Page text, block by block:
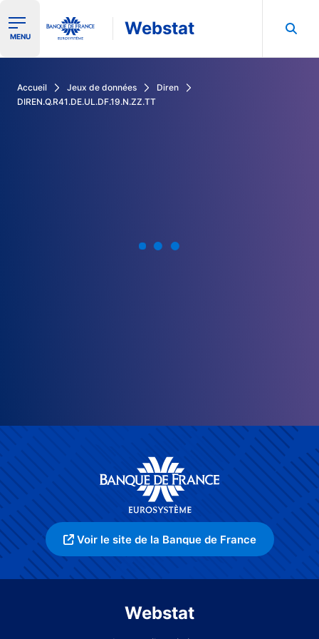
Ouvrir le menu de navigation
MENU Webstat
Accueil Jeux de données
Diren
DIREN.Q.R41.DE.UL.DF.19.N.ZZ.TT
Voir le site de la Banque de France
Webstat